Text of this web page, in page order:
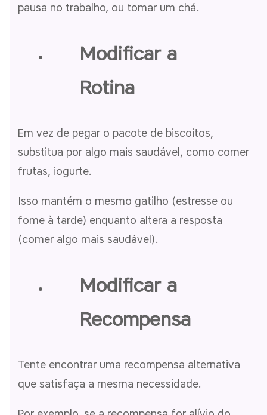
pausa no trabalho, ou tomar um chá.
Modificar a
Rotina
Em vez de pegar o pacote de biscoitos,
substitua por algo mais saudável, como comer
frutas, iogurte.
Isso mantém o mesmo gatilho (estresse ou
fome à tarde) enquanto altera a resposta
(comer algo mais saudável).
Modificar a
Recompensa
Tente encontrar uma recompensa alternativa
que satisfaça a mesma necessidade.